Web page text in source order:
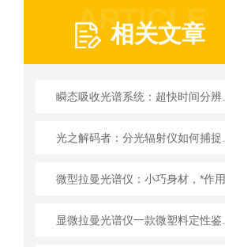
ARTICLE
相关文章
微型拉曼光谱仪：小巧身材，*作用